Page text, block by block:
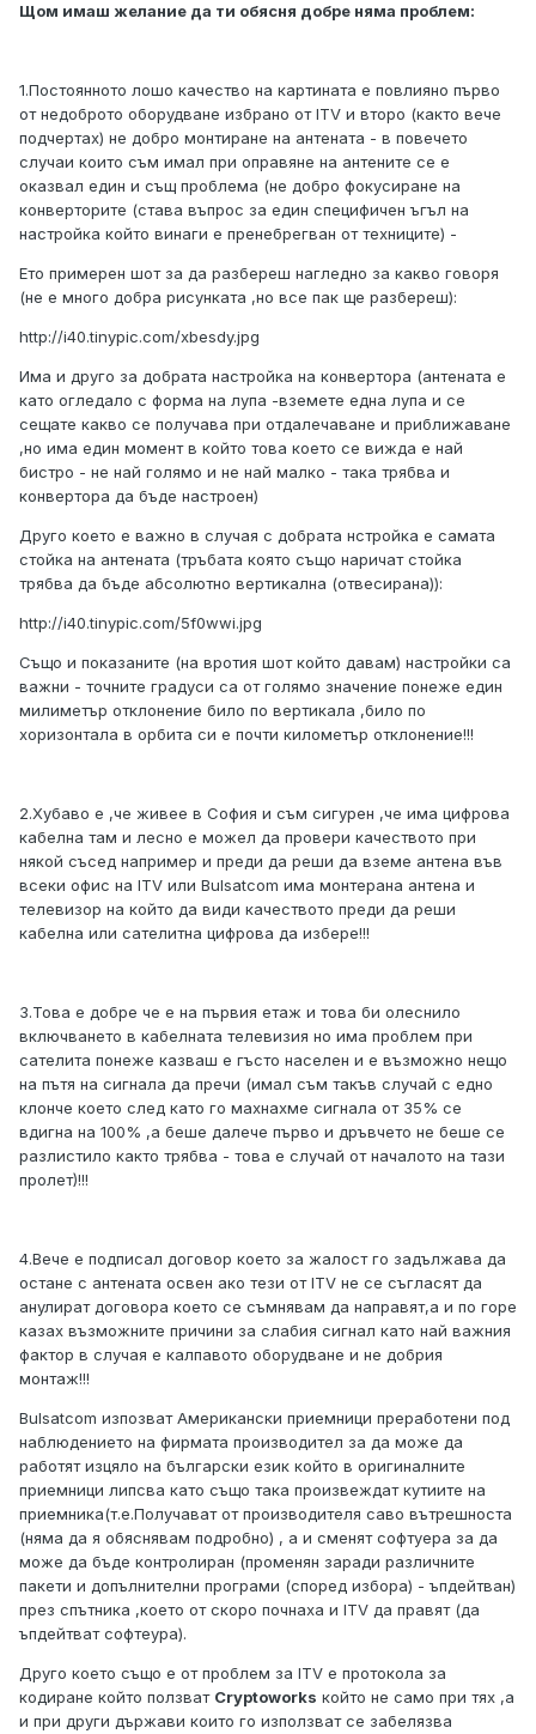
Щом имаш желание да ти обясня добре няма проблем:
1.Постоянното лошо качество на картината е повлияно първо
от недоброто оборудване избрано от ITV и второ (както вече
подчертах) не добро монтиране на антената - в повечето
случаи които съм имал при оправяне на антените се е
оказвал един и същ проблема (не добро фокусиране на
конверторите (става въпрос за един специфичен ъгъл на
настройка който винаги е пренебрегван от техниците) -
Ето примерен шот за да разбереш нагледно за какво говоря
(не е много добра рисунката ,но все пак ще разбереш):
http://i40.tinypic.com/xbesdy.jpg
Има и друго за добрата настройка на конвертора (антената е
като огледало с форма на лупа -вземете една лупа и се
сещате какво се получава при отдалечаване и приближаване
,но има един момент в който това което се вижда е най
бистро - не най голямо и не най малко - така трябва и
конвертора да бъде настроен)
Друго което е важно в случая с добрата нстройка е самата
стойка на антената (тръбата която също наричат стойка
трябва да бъде абсолютно вертикална (отвесирана)):
http://i40.tinypic.com/5f0wwi.jpg
Също и показаните (на вротия шот който давам) настройки са
важни - точните градуси са от голямо значение понеже един
милиметър отклонение било по вертикала ,било по
хоризонтала в орбита си е почти километър отклонение!!!
2.Хубаво е ,че живее в София и съм сигурен ,че има цифрова
кабелна там и лесно е можел да провери качеството при
някой съсед например и преди да реши да вземе антена във
всеки офис на ITV или Bulsatcom има монтерана антена и
телевизор на който да види качеството преди да реши
кабелна или сателитна цифрова да избере!!!
3.Това е добре че е на първия етаж и това би олеснило
включването в кабелната телевизия но има проблем при
сателита понеже казваш е гъсто населен и е възможно нещо
на пътя на сигнала да пречи (имал съм такъв случай с едно
клонче което след като го махнахме сигнала от 35% се
вдигна на 100% ,а беше далече първо и дръвчето не беше се
разлистило както трябва - това е случай от началото на тази
пролет)!!!
4.Вече е подписал договор което за жалост го задължава да
остане с антената освен ако тези от ITV не се съгласят да
анулират договора което се съмнявам да направят,а и по горе
казах възможните причини за слабия сигнал като най важния
фактор в случая е калпавото оборудване и не добрия
монтаж!!!
Bulsatcom изпозват Американски приемници преработени под
наблюдението на фирмата производител за да може да
работят изцяло на български език който в оригиналните
приемници липсва като също така произвеждат кутиите на
приемника(т.е.Получават от производителя саво вътрешноста
(няма да я обяснявам подробно) , а и сменят софтуера за да
може да бъде контролиран (променян заради различните
пакети и допълнителни програми (според избора) - ъпдейтван)
през спътника ,което от скоро почнаха и ITV да правят (да
ъпдейтват софтеура).
Друго което също е от проблем за ITV е протокола за
кодиране който ползват Cryptoworks който не само при тях ,а
и при други държави които го използват се забелязва